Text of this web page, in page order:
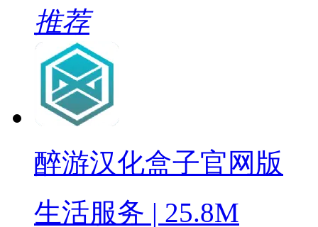
推荐
醉游汉化盒子官网版
生活服务 | 25.8M